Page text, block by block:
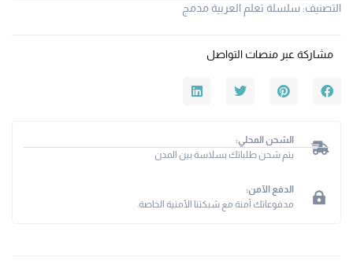
التصنيف: سلسلة تعلم العربية مدمج
مشاركة عبر منصات التواصل
الشحن المحلي:
يتم شحن طلباتك بسلاسة بين المدن
الدفع الآمن:
مدفوعاتك آمنة مع شبكتنا الأمنية الخاصة.